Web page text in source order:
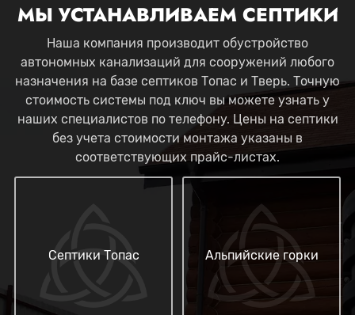
МЫ УСТАНАВЛИВАЕМ СЕПТИКИ
Наша компания производит обустройство
автономных канализаций для сооружений любого
назначения на базе септиков Топас и Тверь. Точную
стоимость системы под ключ вы можете узнать у
наших специалистов по телефону. Цены на септики
без учета стоимости монтажа указаны в
соответствующих прайс-листах.
Септики Топас Альпийские горки